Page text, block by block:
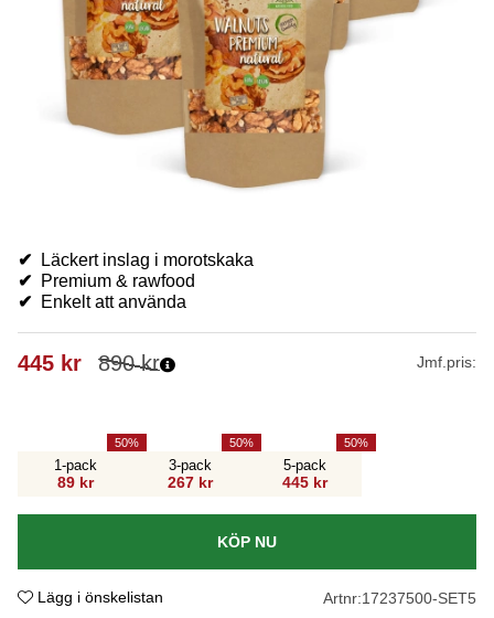
✔
Läckert inslag i morotskaka
✔
Premium & rawfood
✔
Enkelt att använda
890kr
445 kr Jmf.pris:
1-pack
89 kr
50
3-pack
267 kr
50
5-pack
445 kr
50
KÖP NU
Lägg i önskelistan Artnr:17237500-SET5